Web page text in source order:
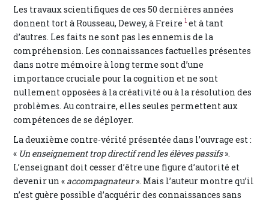
Les travaux scientifiques de ces 50 dernières années
donnent tort à Rousseau, Dewey, à Freire 1 et à tant
d’autres. Les faits ne sont pas les ennemis de la
compréhension. Les connaissances factuelles présentes
dans notre mémoire à long terme sont d’une
importance cruciale pour la cognition et ne sont
nullement opposées à la créativité ou à la résolution des
problèmes. Au contraire, elles seules permettent aux
compétences de se déployer.
La deuxième contre-vérité présentée dans l’ouvrage est :
« Un enseignement trop directif rend les élèves passifs».
L’enseignant doit cesser d’être une figure d’autorité et
devenir un « accompagnateur». Mais l’auteur montre qu’il
n’est guère possible d’acquérir des connaissances sans